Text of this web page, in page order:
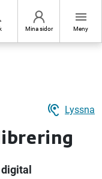
Mina sidor
menu
Meny
hearing Lyssna